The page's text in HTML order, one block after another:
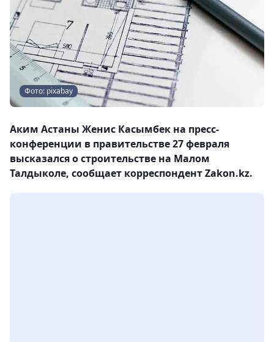
Фото: pixabay
Аким Астаны Женис Касымбек на пресс-
конференции в правительстве 27 февраля
высказался о строительстве на Малом
Талдыколе, сообщает корреспондент Zakon.kz.